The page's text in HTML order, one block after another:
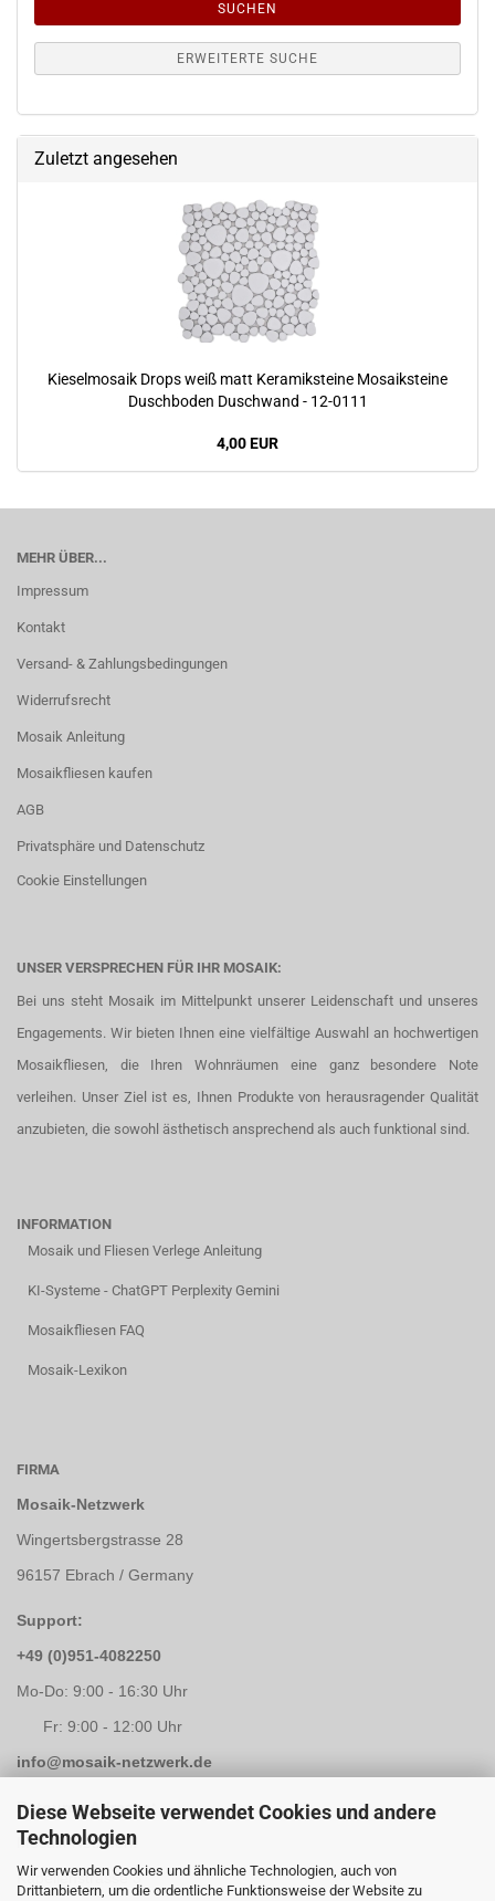
Diese Webseite verwendet Cookies und andere
Technologien
Wir verwenden Cookies und ähnliche Technologien, auch von
Drittanbietern, um die ordentliche Funktionsweise der Website zu
SUCHEN
ERWEITERTE SUCHE
Zuletzt angesehen
Kieselmosaik Drops weiß matt Keramiksteine Mosaiksteine
Duschboden Duschwand - 12-0111
4,00 EUR
MEHR ÜBER...
Impressum
Kontakt
Versand- & Zahlungsbedingungen
Widerrufsrecht
Mosaik Anleitung
Mosaikfliesen kaufen
AGB
Privatsphäre und Datenschutz
Cookie Einstellungen
UNSER VERSPRECHEN FÜR IHR MOSAIK:
Bei uns steht Mosaik im Mittelpunkt unserer Leidenschaft und unseres
Engagements. Wir bieten Ihnen eine vielfältige Auswahl an hochwertigen
Mosaikfliesen, die Ihren Wohnräumen eine ganz besondere Note
verleihen. Unser Ziel ist es, Ihnen Produkte von herausragender Qualität
anzubieten, die sowohl ästhetisch ansprechend als auch funktional sind.
INFORMATION
Mosaik und Fliesen Verlege Anleitung
KI-Systeme - ChatGPT Perplexity Gemini
Mosaikfliesen FAQ
Mosaik-Lexikon
FIRMA
Mosaik-Netzwerk
Wingertsbergstrasse 28
96157 Ebrach / Germany
Support:
+49 (0)951-4082250
Mo-Do: 9:00 - 16:30 Uhr
Fr: 9:00 - 12:00 Uhr
info@mosaik-netzwerk.de
Retouren Adresse:
Mosaik-Netzwerk
Kapellenstrasse 3